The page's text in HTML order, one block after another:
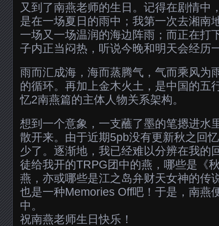
又到了南燕老师的生日。记得在剧情中
是在一场夏日的雨中；我第一次去湘南
一场又一场温润的海边阵雨；而正在打
子内正当闷热，听说今晚和明天会经历
雨而汇成海，海而蒸腾气，气而乘风为
的循环。再加上金木火土，是中国的五
忆2南燕篇的主体人物关系架构。
想到一个意象，一支蘸了墨的笔摁进水
散开来。由于近期5pb没有更新秋之回
少了。逐渐地，我已经难以分辨在我的
徒给我开的TRPG团中的燕，哪些是《
燕，亦或哪些是江之岛弁财天女神的传
也是一种Memories Off吧！于是，南燕
中。
祝南燕老师生日快乐！